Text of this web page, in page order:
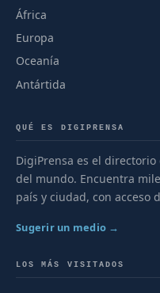
África
Europa
Oceanía
Antártida
QUÉ ES DIGIPRENSA
DigiPrensa es el
del mundo. Encuentra
país y ciudad, con acceso
Sugerir un medio →
LOS MÁS VISITADOS